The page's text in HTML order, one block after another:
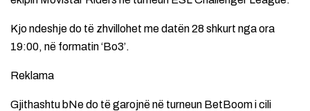
Kjo ndeshje do të zhvillohet me datën 28 shkurt nga ora
19:00, në formatin ‘Bo3’.
Reklama
Gjithashtu bNe do të garojnë në turneun BetBoom i cili